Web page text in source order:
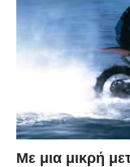
Με μια μικρή